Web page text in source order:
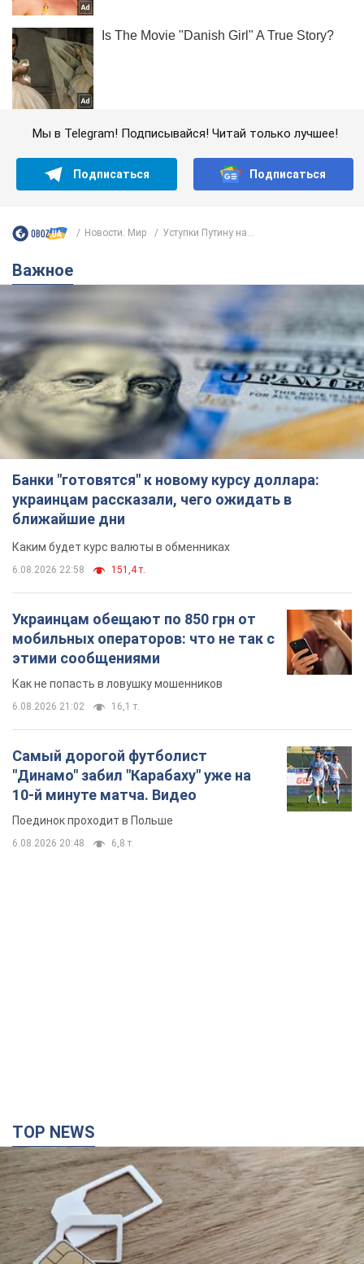
Мы в Telegram! Подписывайся! Читай только лучшее!
Подписаться Подписаться
Новости. Мир Уступки Путину на...
Важное
Банки "готовятся" к новому курсу доллара:
украинцам рассказали, чего ожидать в
ближайшие дни
Каким будет курс валюты в обменниках
6.08.2026 22:58 151,4 т.
Украинцам обещают по 850 грн от
мобильных операторов: что не так с
этими сообщениями
Как не попасть в ловушку мошенников
6.08.2026 21:02 16,1 т.
Самый дорогой футболист
"Динамо" забил "Карабаху" уже на
10-й минуте матча. Видео
Поединок проходит в Польше
6.08.2026 20:48 6,8 т.
TOP NEWS